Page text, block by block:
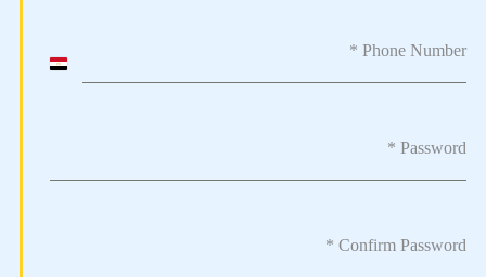
Phone Number
*
Egypt
Password
*
Confirm Password
*